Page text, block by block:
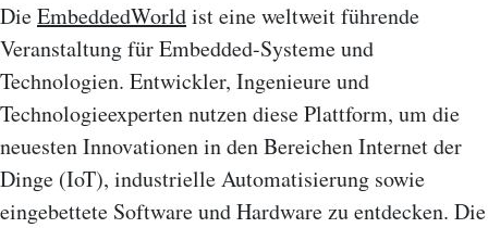
DieEmbeddedWorldist eine weltweit führende
Veranstaltung für Embedded-Systeme und
Technologien. Entwickler, Ingenieure und
Technologieexperten nutzen diese Plattform, um die
neuesten Innovationen in den Bereichen Internet der
Dinge (IoT), industrielle Automatisierung sowie
eingebettete Software und Hardware zu entdecken. Die